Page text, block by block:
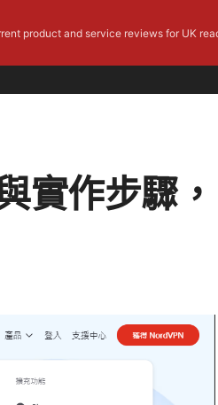
product and service reviews for UK
實作步驟，